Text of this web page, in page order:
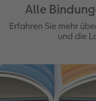
Alle
Erfahren Sie mehr
und die